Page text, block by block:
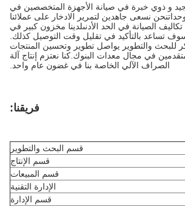
و ذوي خبرة في صيانة الأجهزة المتخصصين في
نسعى جاهدين لتمرير الادخار على عملائنا
الصيانة في الحد الأدنىلدينا مخزون كبير في
تساعد بالتأكيد في تقليل وقت التوصيل كذلك.
للبحث والتطوير يواصل تطوير وتحسين المنتجات
في مجال معدات البنوك.كنا نعتزم إنتاج آلة
الصراف الآلي الخاصة بنا في غضون عام واحد.
فريقنا:
قسم البحث والتطوير
قسم الإنتاج
قسم المبيعات
الإدارة التقنية
قسم الإدارة